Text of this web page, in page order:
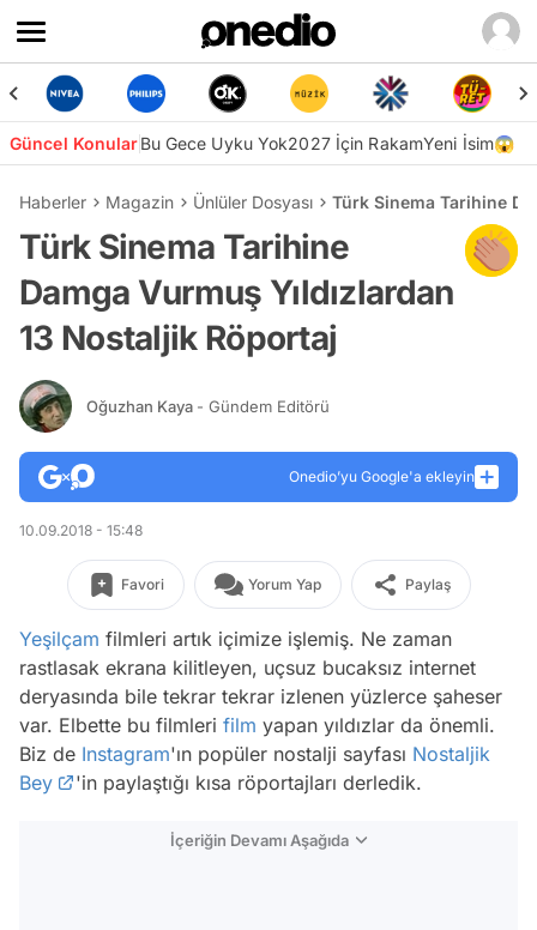
Güncel KonularBu Gece Uyku Yok2027 İçin RakamYeni İsim😱
Haberler Magazin Ünlüler Dosyası Türk Sinema Tarihine
Türk Sinema Tarihine
Damga Vurmuş Yıldızlardan
13 Nostaljik Röportaj
Oğuzhan Kaya - Gündem Editörü
Onedio’yu Google'a ekleyin
10.09.2018 - 15:48
Favori Yorum Yap Paylaş
Yeşilçam filmleri artık içimize işlemiş. Ne zaman
rastlasak ekrana kilitleyen, uçsuz bucaksız internet
deryasında bile tekrar tekrar izlenen yüzlerce şaheser
var. Elbette bu filmleri film yapan yıldızlar da önemli.
Biz de Instagram'ın popüler nostalji sayfası Nostaljik
Bey
'in paylaştığı kısa röportajları derledik.
İçeriğin Devamı Aşağıda